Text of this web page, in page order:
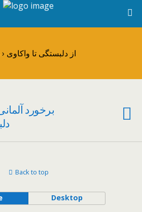
Tags › از دلبستگی تا واکاوی
برخورد
Back to top
Desktop